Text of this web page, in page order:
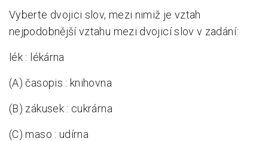
Vyberte dvojici slov, mezi nimiž je vztah
nejpodobnější vztahu mezi dvojicí slov v zadání:
lék : lékárna
(A) časopis : knihovna
(B) zákusek : cukrárna
(C) maso : udírna